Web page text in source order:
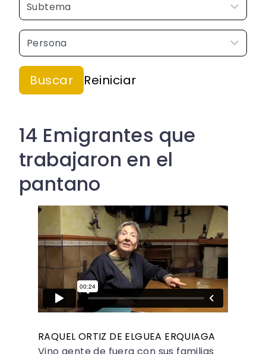
14 Emigrantes que
trabajaron en el
pantano
RAQUEL ORTIZ DE ELGUEA ERQUIAGA